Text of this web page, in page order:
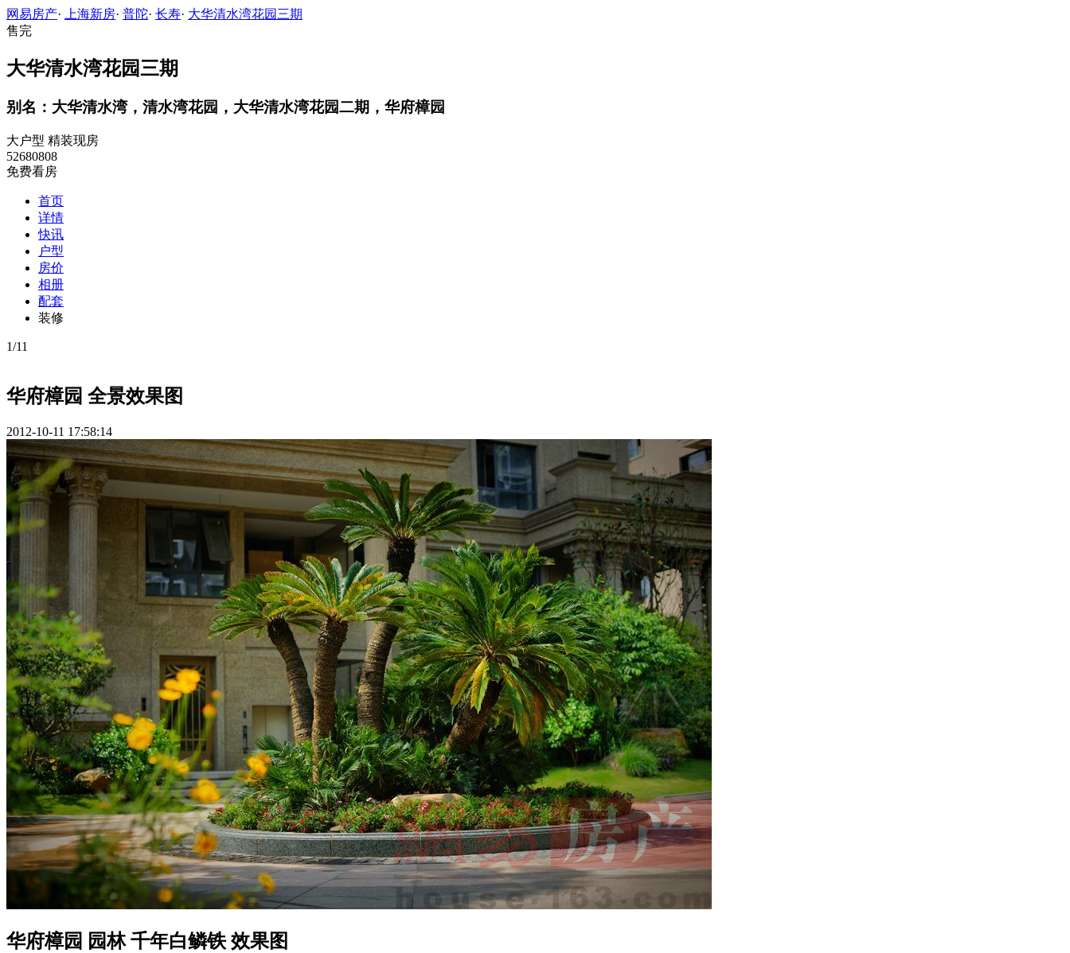
网易房产· 上海新房· 普陀· 长寿· 大华清水湾花园三期
售完
大华清水湾花园三期
别名：大华清水湾，清水湾花园，大华清水湾花园二期，华府樟园
大户型 精装现房
52680808
免费看房
首页
详情
快讯
户型
房价
相册
配套
装修
1/11
华府樟园 全景效果图
2012-10-11 17:58:14
华府樟园 园林 千年白鳞铁 效果图